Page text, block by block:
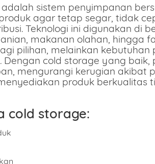
sistem penyimpanan
agar tetap segar, tidak
Teknologi ini digunakan di
makanan olahan, hingga
pilihan, melainkan
cold storage yang baik,
mengurangi kerugian akibat
produk berkualitas
cold storage: